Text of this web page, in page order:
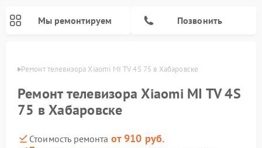
Мы ремонтируем Позвонить
Ремонт телевизора Xiaomi MI TV 4S 75 в Хабаровске
Ремонт телевизора Xiaomi MI TV 4S
75 в Хабаровске
Стоимость ремонта от 910 руб.